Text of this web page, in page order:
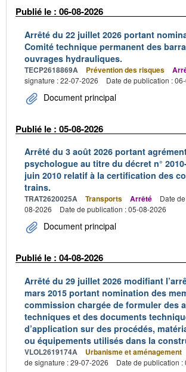
Publié le : 06-08-2026
Arrêté du 22 juillet 2026 portant
Comité technique permanent des
ouvrages hydrauliques.
TECP2618869A Prévention des risques
signature : 22-07-2026
Date de publication :
Document principal
Publié le : 05-08-2026
Arrêté du 3 août 2026 portant
psychologue au titre du décret n°
juin 2010 relatif à la certification des
trains.
TRAT2620025A Transports Arrêté
Date
08-2026
Date de publication : 05-08-2026
Document principal
Publié le : 04-08-2026
Arrêté du 29 juillet 2026 modifiant
mars 2015 portant nomination des
commission chargée de formuler des
techniques et des documents
d’application sur des procédés,
ou équipements utilisés dans la
VLOL2619174A Urbanisme et aménagement
de signature : 29-07-2026
Date de publication :